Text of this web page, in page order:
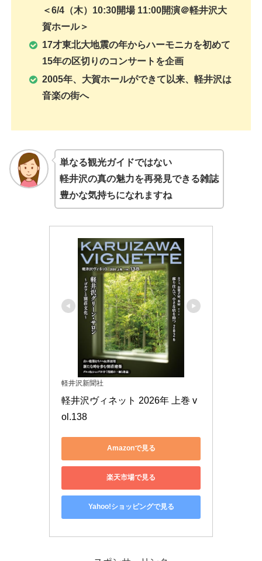
＜6/4（木）10:30開場 11:00開演＠軽井沢大
賀ホール＞
17才東北大地震の年からハーモニカを初めて
15年の区切りのコンサートを企画
2005年、大賀ホールができて以来、軽井沢は
音楽の街へ
単なる観光ガイドではない
軽井沢の真の魅力を再発見できる雑誌
豊かな気持ちになれますね
軽井沢新聞社
軽井沢ヴィネット 2026年 上巻 v
ol.138
Amazonで見る
楽天市場で見る
Yahoo!ショッピングで見る